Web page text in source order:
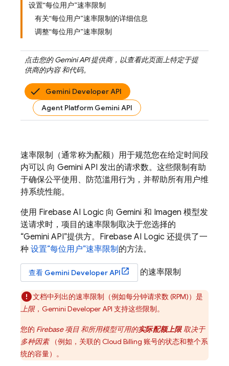
设置“每位用户”速率限制
有关“每位用户”速率限制的详细信息
调整“每位用户”速率限制
点击您的Gemini API提供商，以查看此页面上特定于提
供商的内容 和代码。
Gemini Developer API
Agent Platform Gemini API
速率限制（通常称为配额）用于规范您在给定时间段
内可以 向 Gemini API 发出的请求数。这些限制有助
于确保公平使用、防范滥用行为，并帮助所有用户维
持系统性能。
使用 Firebase AI Logic 向 Gemini 和 Imagen 模型发
送请求时，项目的速率限制取决于您选择的
“Gemini API”提供方。 Firebase AI Logic 还提供了一
种 设置“每位用户”速率限制的方法。
查看 Gemini Developer API 的速率限制
文档中列出的速率限制（例如每分钟请求数 (RPM)）是
上限， Gemini Developer API 支持这些限制。
您的 Firebase 项目 和所用模型可用的实际配额上限取决于
多种因素（例如，关联的 Cloud Billing 账号的状态和整个系
统的容量）。